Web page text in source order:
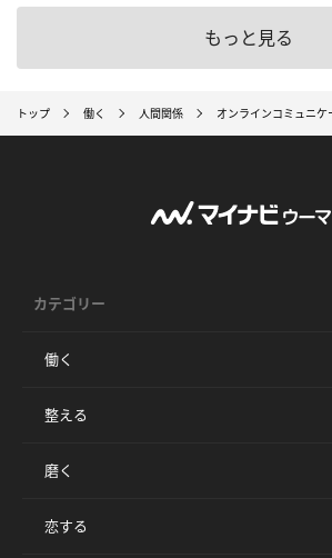
もっと見る
トップ 働く 人間関係 オンラインコミュニ
カテゴリー
働く
整える
磨く
恋する